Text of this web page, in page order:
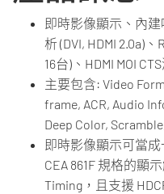
即時影像顯示、內
析 (DVI, HDMI 2.0a)
16台)、HDMI MOI
主要包含: Video
frame, ACR, Audio
Deep Color,
即時影像顯示可當
CEA 861F 規格的顯
Timing，且支援